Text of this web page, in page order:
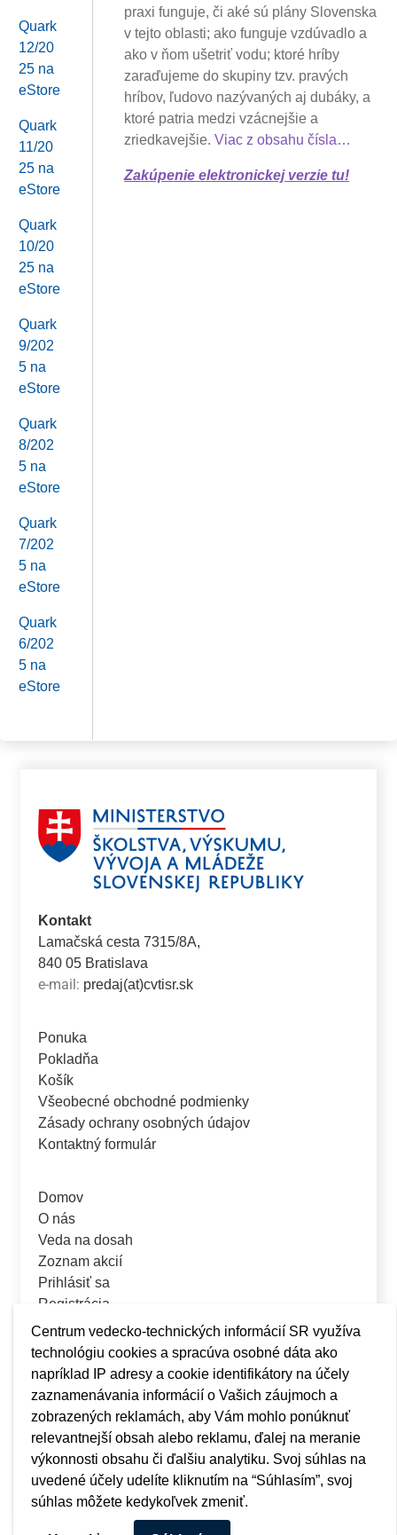
Centrum vedecko-technických informácií SR využíva
technológiu cookies a spracúva osobné dáta ako
napríklad IP adresy a cookie identifikátory na účely
zaznamenávania informácií o Vašich záujmoch a
zobrazených reklamách, aby Vám mohlo ponúknuť
relevantnejší obsah alebo reklamu, ďalej na meranie
výkonnosti obsahu či ďalšiu analytiku. Svoj súhlas na
uvedené účely udelíte kliknutím na “Súhlasím”, svoj
súhlas môžete kedykoľvek zmeniť.
Quark
12/20
25 na
eStore
Quark
11/20
25 na
eStore
Quark
10/20
25 na
eStore
Quark
9/202
5 na
eStore
Quark
8/202
5 na
eStore
Quark
7/202
5 na
eStore
Quark
6/202
5 na
eStore
praxi funguje, či aké sú plány Slovenska
v tejto oblasti; ako funguje vzdúvadlo a
ako v ňom ušetriť vodu; ktoré hríby
zaraďujeme do skupiny tzv. pravých
hríbov, ľudovo nazývaných aj dubáky, a
ktoré patria medzi vzácnejšie a
zriedkavejšie.Viac z obsahu čísla…
Zakúpenie elektronickej verzie tu!
Kontakt
Lamačská cesta 7315/8A,
840 05 Bratislava
e-mail: predaj(at)cvtisr.sk
Ponuka
Pokladňa
Košík
Všeobecné obchodné podmienky
Zásady ochrany osobných údajov
Kontaktný formulár
Domov
O nás
Veda na dosah
Zoznam akcií
Prihlásiť sa
Registrácia